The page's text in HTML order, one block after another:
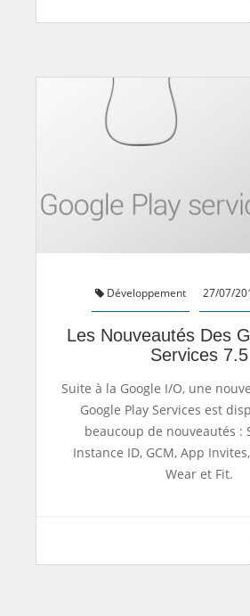
Développement 27/07/
Les Nouveautés Des
Services 7.5
Suite à la Google I/O, une
Google Play Services est
beaucoup de nouveautés :
Instance ID, GCM, App
Wear et Fit.